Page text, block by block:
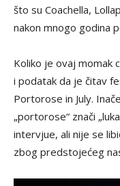
što su Coachella,
nakon mnogo godina
Koliko je ovaj momak
i podatak da je čitav
Portorose in July.
„portorose“ znači
intervjue, ali nije se
zbog predstojećeg